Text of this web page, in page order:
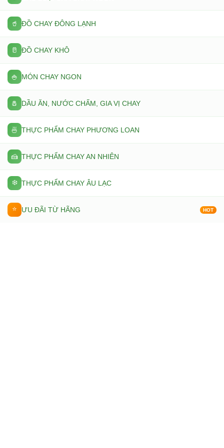
🥤 ĐỒ CHAY ĐÔNG LẠNH
🥛 ĐỒ CHAY KHÔ
🍚 MÓN CHAY NGON
🧂 DẦU ĂN, NƯỚC CHẤM, GIA VỊ CHAY
🍜 THỰC PHẨM CHAY PHƯƠNG LOAN
🍰 THỰC PHẨM CHAY AN NHIÊN
❄️ THỰC PHẨM CHAY ÂU LẠC
⭐ ƯU ĐÃI TỪ HÃNG HOT